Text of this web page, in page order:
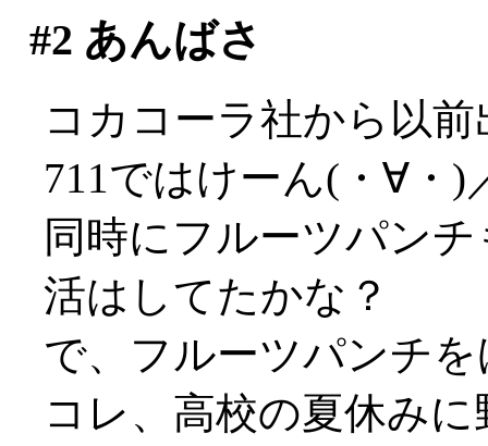
#2 あんばさ
コカコーラ社から以
711ではけーん(・∀・)
同時にフルーツパン
活はしてたかな？
で、フルーツパンチ
コレ、高校の夏休み